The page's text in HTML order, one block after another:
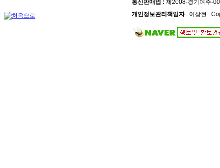
통신판매업 : 제2008-경기여주-
개인정보관리책임자: 이상현 .